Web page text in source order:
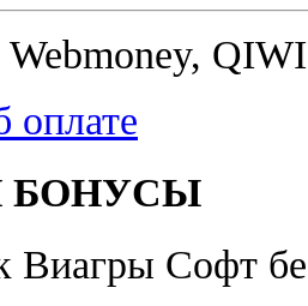
оплате
БОНУСЫ
Виагры Софт